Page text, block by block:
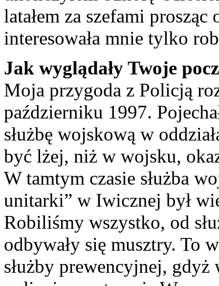
latałem za szefami
interesowała mnie tylko
Jak wyglądały Twoje
Moja przygoda z Policją
październiku 1997.
służbę wojskową w
być lżej, niż w wojsku,
W tamtym czasie służba
unitarki” w Iwicznej był
Robiliśmy wszystko, od
odbywały się musztry. To
służby prewencyjnej, gdyż